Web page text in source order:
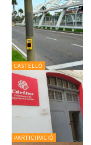
CASTELLÓ
PARTICIPACIÓ